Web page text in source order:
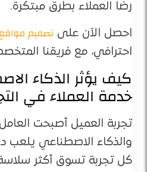
رضا العملاء بطرق مبتكرة.
احصل الآن على تصميم
احترافي، مع فريقنا
كيف يؤثر الذكاء
خدمة العملاء في
تجربة العميل أصبحت
والذكاء الاصطناعي يلعب
كل تجربة تسوق أكثر سلاسة